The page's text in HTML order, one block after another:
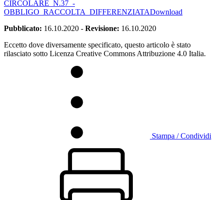
CIRCOLARE_N.37_-
OBBLIGO_RACCOLTA_DIFFERENZIATADownload
Pubblicato: 16.10.2020 - Revisione: 16.10.2020
Eccetto dove diversamente specificato, questo articolo è stato
rilasciato sotto Licenza Creative Commons Attribuzione 4.0 Italia.
Stampa / Condividi